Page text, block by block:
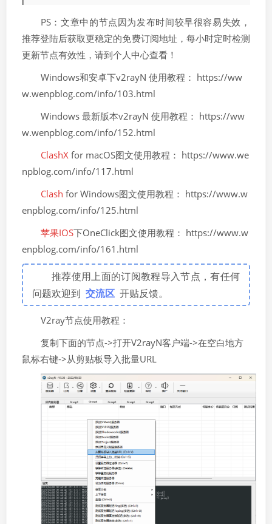
PS：文章中的节点因为发布时间较早很容易失效，
推荐登陆后获取更稳定的免费订阅地址，每小时定时检测
更新节点有效性，请到个人中心查看！
Windows和安卓下v2rayN 使用教程： https://ww
w.wenpblog.com/info/103.html
Windows 最新版本v2rayN 使用教程： https://ww
w.wenpblog.com/info/152.html
ClashXfor macOS图文使用教程： https://www.we
npblog.com/info/117.html
Clash for Windows图文使用教程： https://www.w
enpblog.com/info/125.html
苹果IOS下OneClick图文使用教程： https://www.w
enpblog.com/info/161.html
推荐使用上面的订阅教程导入节点，有任何
问题欢迎到 交流区 开贴反馈。
V2ray节点使用教程：
复制下面的节点->打开V2rayN客户端->在空白地方
鼠标右键->从剪贴板导入批量URL